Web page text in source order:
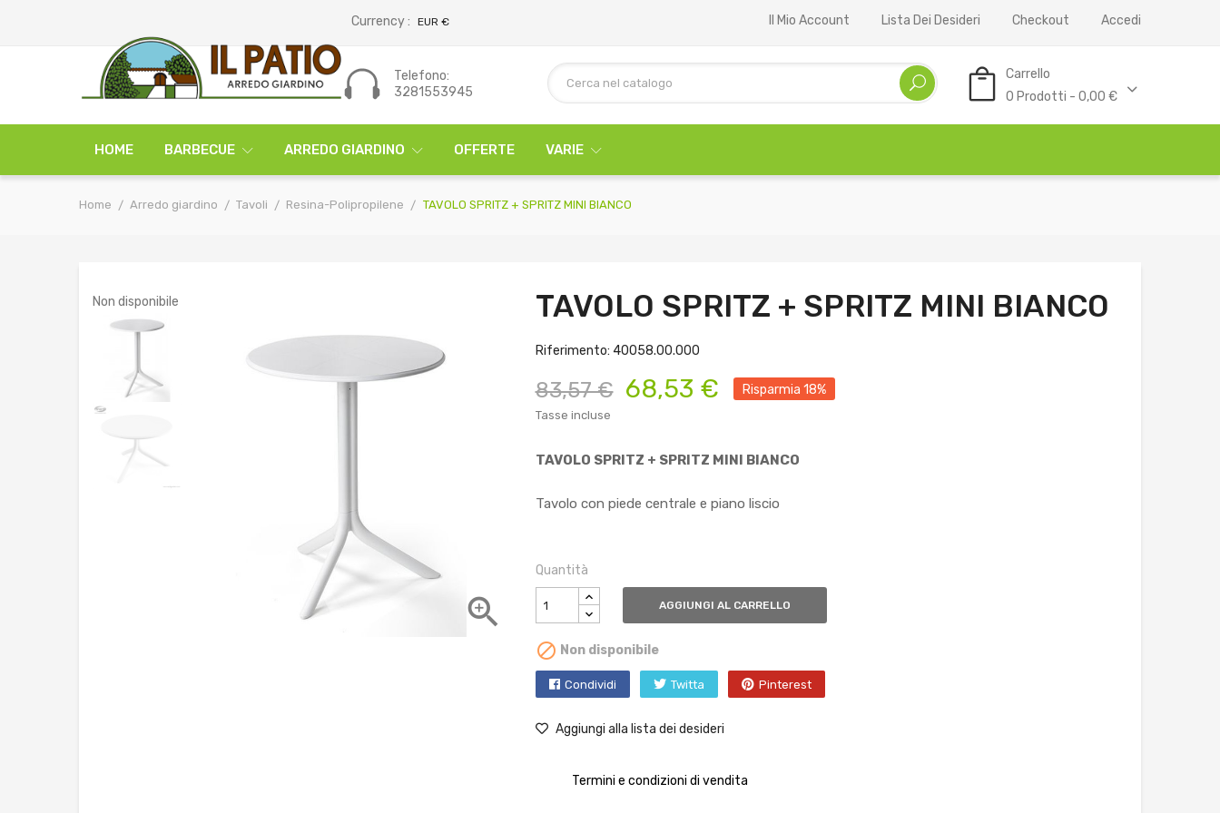
Currency : EUR € Il Mio Account Lista Dei Desideri Checkout Accedi
Carrello
0 Prodotti - 0,00 €
Telefono:
3281553945
HOME BARBECUE ARREDO GIARDINO OFFERTE VARIE
Home Arredo giardino Tavoli Resina-Polipropilene TAVOLO SPRITZ + SPRITZ MINI BIANCO
Non disponibile

TAVOLO SPRITZ + SPRITZ MINI BIANCO
Riferimento: 40058.00.000
83,57 € 68,53 € Risparmia 18%
Tasse incluse
TAVOLO SPRITZ + SPRITZ MINI BIANCO
Tavolo con piede centrale e piano liscio
Quantità
AGGIUNGI AL CARRELLO
 Non disponibile
Condividi Twitta Pinterest
Aggiungi alla lista dei desideri
Termini e condizioni di vendita